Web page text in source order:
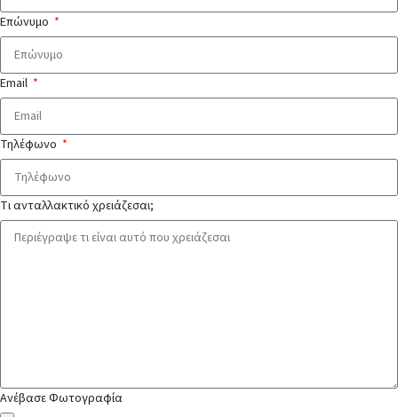
Επώνυμο
Email
Τηλέφωνο
Τι ανταλλακτικό χρειάζεσαι;
Ανέβασε Φωτογραφία